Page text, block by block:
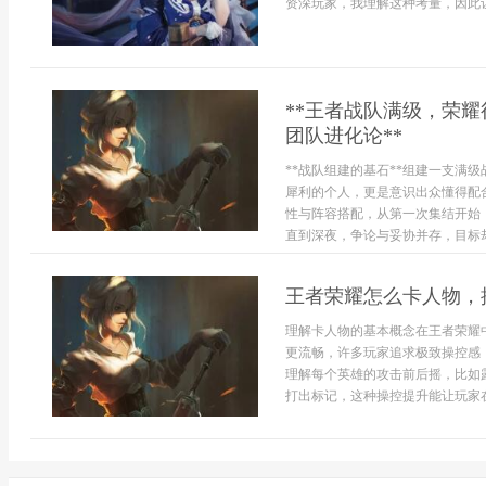
资深玩家，我理解这种考量，因
**王者战队满级，荣
团队进化论**
**战队组建的基石**组建一支满级
犀利的个人，更是意识出众懂得
性与阵容搭配，从第一次集结开
直到深夜，争论与妥协并存，目
王者荣耀怎么卡人物
理解卡人物的基本概念在王者荣
更流畅，许多玩家追求极致操控
理解每个英雄的攻击前后摇，比
打出标记，这种操控提升能让玩家